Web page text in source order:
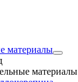
материалы
материалы